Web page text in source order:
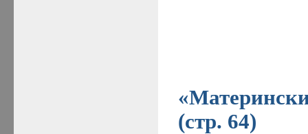
(стр. 64)